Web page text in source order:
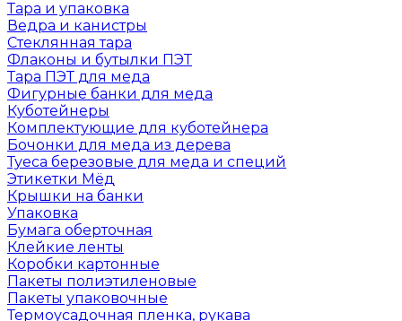
Тара и упаковка
Ведра и канистры
Стеклянная тара
Флаконы и бутылки ПЭТ
Тара ПЭТ для меда
Фигурные банки для меда
Куботейнеры
Комплектующие для куботейнера
Бочонки для меда из дерева
Туеса березовые для меда и специй
Этикетки Мёд
Крышки на банки
Упаковка
Бумага оберточная
Клейкие ленты
Коробки картонные
Пакеты полиэтиленовые
Пакеты упаковочные
Термоусадочная пленка, рукава